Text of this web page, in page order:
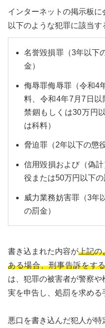
インターネットの掲示板に
以下のような犯罪に該当す
名誉毀損罪（3年以下
金）
侮辱罪侮辱罪（令和4
料、令和4年7月7日
禁錮もしくは30万円
は科料）
脅迫罪（2年以下の懲
信用毀損および（偽
役または50万円以下の
威力業務妨害罪（3年
の罰金）
書き込まれた内容が上記の
ある場合、刑事告訴をす
は、犯罪の被害者が警察
実を申告し、処罰を求める
悪口を書き込んだ犯人が